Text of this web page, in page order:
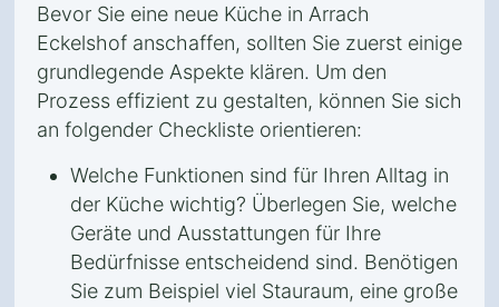
Bevor Sie eine neue Küche in Arrach
Eckelshof anschaffen, sollten Sie zuerst einige
grundlegende Aspekte klären. Um den
Prozess effizient zu gestalten, können Sie sich
an folgender Checkliste orientieren:
Welche Funktionen sind für Ihren Alltag in
der Küche wichtig? Überlegen Sie, welche
Geräte und Ausstattungen für Ihre
Bedürfnisse entscheidend sind. Benötigen
Sie zum Beispiel viel Stauraum, eine große